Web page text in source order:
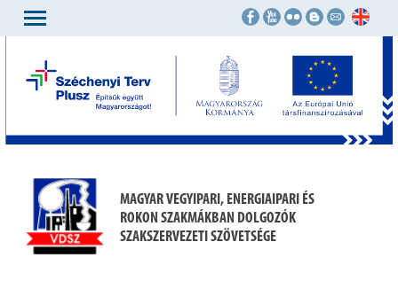
MAGYAR VEGYIPARI, ENERGIAIPARI ÉS
ROKON SZAKMÁKBAN DOLGOZÓK
SZAKSZERVEZETI SZÖVETSÉGE